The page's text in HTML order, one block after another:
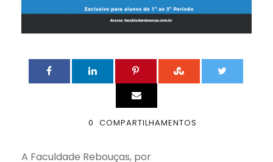
0 COMPARTILHAMENTOS
A Faculdade Rebouças, por